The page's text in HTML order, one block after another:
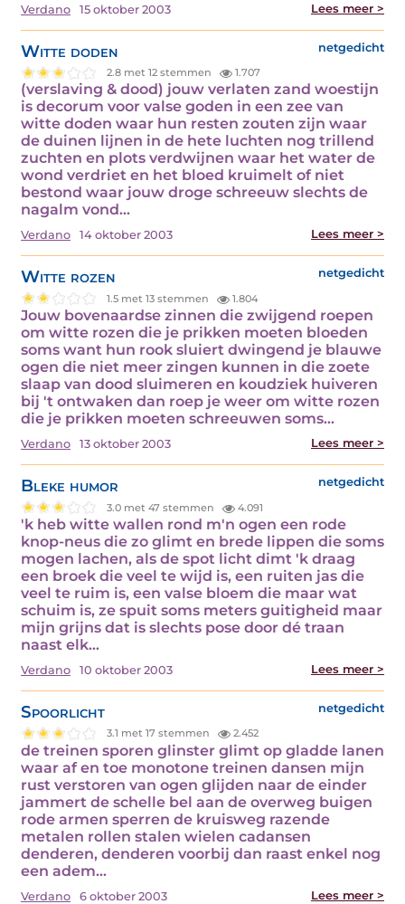
Verdano 15 oktober 2003 Lees meer >
Witte doden netgedicht
2.8 met 12 stemmen 1.707
(verslaving & dood) jouw verlaten zand woestijn
is decorum voor valse goden in een zee van
witte doden waar hun resten zouten zijn waar
de duinen lijnen in de hete luchten nog trillend
zuchten en plots verdwijnen waar het water de
wond verdriet en het bloed kruimelt of niet
bestond waar jouw droge schreeuw slechts de
nagalm vond…
Verdano 14 oktober 2003 Lees meer >
Witte rozen netgedicht
1.5 met 13 stemmen 1.804
Jouw bovenaardse zinnen die zwijgend roepen
om witte rozen die je prikken moeten bloeden
soms want hun rook sluiert dwingend je blauwe
ogen die niet meer zingen kunnen in die zoete
slaap van dood sluimeren en koudziek huiveren
bij 't ontwaken dan roep je weer om witte rozen
die je prikken moeten schreeuwen soms…
Verdano 13 oktober 2003 Lees meer >
Bleke humor netgedicht
3.0 met 47 stemmen 4.091
'k heb witte wallen rond m'n ogen een rode
knop-neus die zo glimt en brede lippen die soms
mogen lachen, als de spot licht dimt 'k draag
een broek die veel te wijd is, een ruiten jas die
veel te ruim is, een valse bloem die maar wat
schuim is, ze spuit soms meters guitigheid maar
mijn grijns dat is slechts pose door dé traan
naast elk…
Verdano 10 oktober 2003 Lees meer >
Spoorlicht netgedicht
3.1 met 17 stemmen 2.452
de treinen sporen glinster glimt op gladde lanen
waar af en toe monotone treinen dansen mijn
rust verstoren van ogen glijden naar de einder
jammert de schelle bel aan de overweg buigen
rode armen sperren de kruisweg razende
metalen rollen stalen wielen cadansen
denderen, denderen voorbij dan raast enkel nog
een adem…
Verdano 6 oktober 2003 Lees meer >